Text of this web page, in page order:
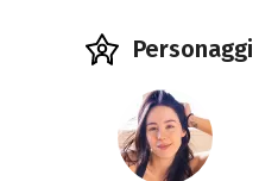
Personaggi